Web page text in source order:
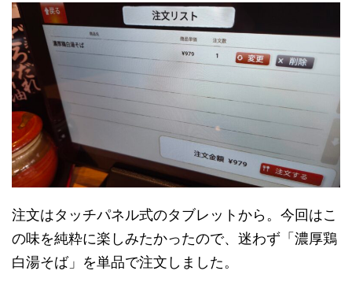
注文はタッチパネル式のタブレットから。今回はこ
の味を純粋に楽しみたかったので、迷わず「濃厚鶏
白湯そば」を単品で注文しました。